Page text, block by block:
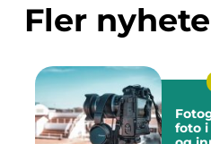
Fler
Fotograf
foto